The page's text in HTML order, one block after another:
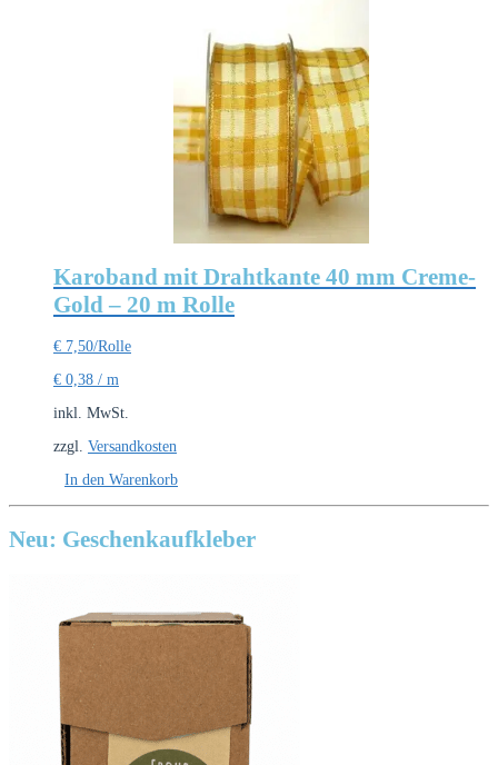
Karoband mit Drahtkante 40 mm Creme-
Gold – 20 m Rolle
€ 7,50/Rolle
€ 0,38 / m
inkl. MwSt.
zzgl. Versandkosten
In den Warenkorb
Neu: Geschenkaufkleber